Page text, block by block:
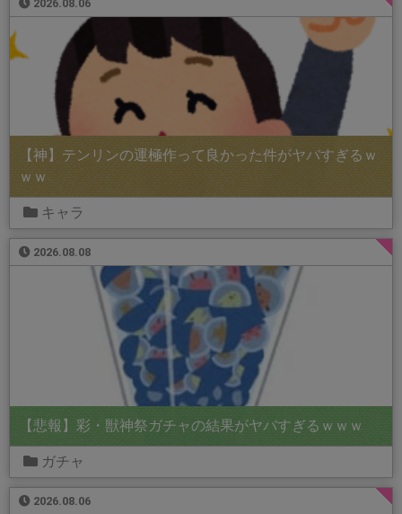
2026.08.06
【神】テンリンの運極作って良かった件がヤバすぎるｗ
ｗｗ
キャラ
2026.08.08
【悲報】彩・獣神祭ガチャの結果がヤバすぎるｗｗｗ
ガチャ
2026.08.06